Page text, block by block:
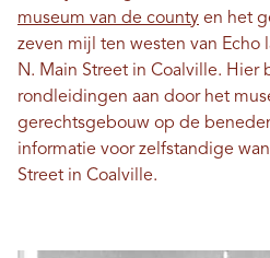
museum van de county en het
zeven mijl ten westen van Echo
N. Main Street in Coalville. Hier
rondleidingen aan door het
gerechtsgebouw op de
informatie voor zelfstandige
Street in Coalville.